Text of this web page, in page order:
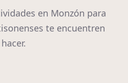
en Monzón para
te encuentren